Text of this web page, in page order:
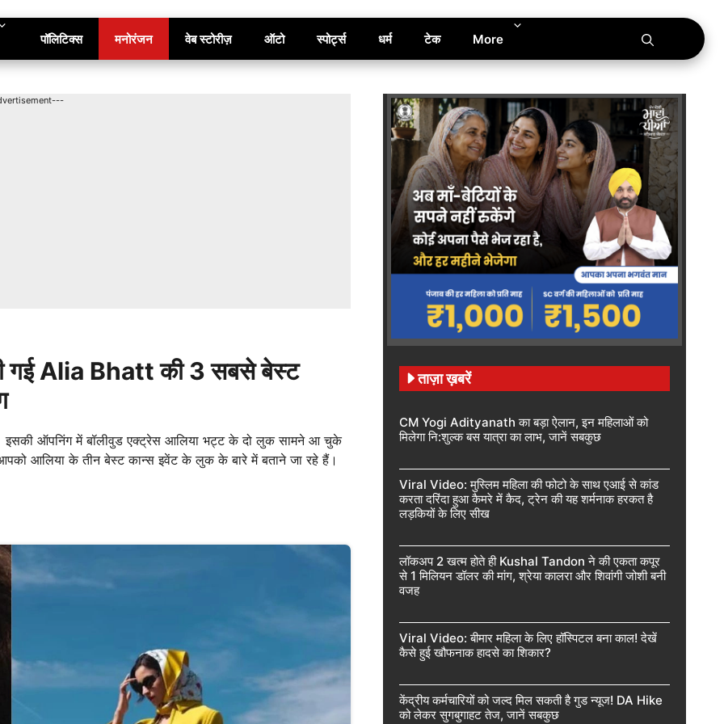
पॉलिटिक्स मनोरंजन वेब स्टोरीज़ ऑटो स्पोर्ट्स धर्म टेक More
Alia Bhatt की 3 सबसे बेस्ट
ऑपनिंग में बॉलीवुड एक्ट्रेस आलिया भट्ट के दो लुक सामने आ चुके
आलिया के तीन बेस्ट कान्स इवेंट के लुक के बारे में बताने जा रहे हैं।
ताज़ा ख़बरें
CM Yogi Adityanath का बड़ा ऐलान, इन महिलाओं को
मिलेगा नि:शुल्क बस यात्रा का लाभ, जानें सबकुछ
Viral Video: मुस्लिम महिला की फोटो के साथ एआई से कांड
करता दरिंदा हुआ कैमरे में कैद, ट्रेन की यह शर्मनाक हरकत है
लड़कियों के लिए सीख
लॉकअप 2 खत्म होते ही Kushal Tandon ने की एकता कपूर
से 1 मिलियन डॉलर की मांग, श्रेया कालरा और शिवांगी जोशी बनी
वजह
Viral Video: बीमार महिला के लिए हॉस्पिटल बना काल! देखें
कैसे हुई खौफनाक हादसे का शिकार?
केंद्रीय कर्मचारियों को जल्द मिल सकती है गुड न्यूज! DA Hike
को लेकर सुगबुगाहट तेज, जानें सबकुछ